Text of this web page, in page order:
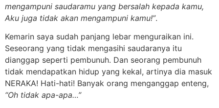
mengampuni saudaramu yang bersalah kepada kamu,
Aku juga tidak akan mengampuni kamu!”.
Kemarin saya sudah panjang lebar menguraikan ini.
Seseorang yang tidak mengasihi saudaranya itu
dianggap seperti pembunuh. Dan seorang pembunuh
tidak mendapatkan hidup yang kekal, artinya dia masuk
NERAKA! Hati-hati! Banyak orang menganggap enteng,
“Oh tidak apa-apa…”